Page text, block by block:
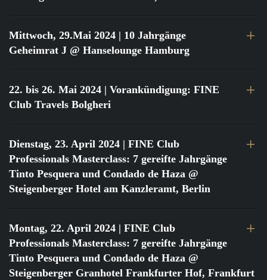
Mittwoch, 29.Mai 2024 | 10 Jahrgänge
Geheimrat J @ Hanselounge Hamburg
22. bis 26. Mai 2024 | Vorankündigung: FINE
Club Travels Bolgheri
Dienstag, 23. April 2024 | FINE Club
Professionals Masterclass: 7 gereifte Jahrgänge
Tinto Pesquera und Condado de Haza @
Steigenberger Hotel am Kanzleramt, Berlin
Montag, 22. April 2024 | FINE Club
Professionals Masterclass: 7 gereifte Jahrgänge
Tinto Pesquera und Condado de Haza @
Steigenberger Granhotel Frankfurter Hof, Frankfurt